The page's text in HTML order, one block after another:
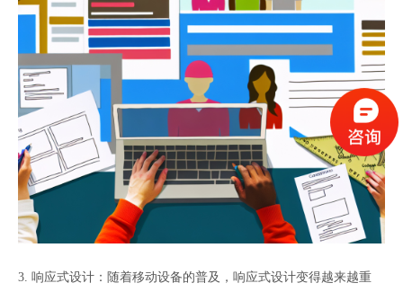
3. 响应式设计：随着移动设备的普及，响应式设计变得越来越重